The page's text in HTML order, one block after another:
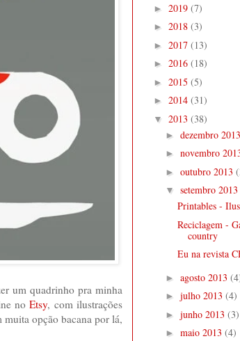
um quadrinho pra minha
noEtsy, com ilustrações
opção bacana por lá,
► 2019 (7)
► 2018 (3)
► 2017 (13)
► 2016 (18)
► 2015 (5)
► 2014 (31)
▼ 2013 (38)
► dezembro 2013
► novembro
► outubro 2013
▼ setembro 2013
Printables -
Reciclagem -
country
Eu na revista
► agosto 2013
► julho 2013 (4)
► junho 2013 (3)
► maio 2013 (4)